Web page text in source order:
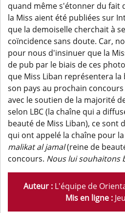
quand même s'étonner du fait
la Miss aient été publiées sur
que la demoiselle cherchait à
coïncidence sans doute. Car,
pour nous d'insinuer que la
de pub par le biais de ces
que Miss Liban représentera la
son pays au prochain
avec le soutien de la majorité
selon LBC (la chaîne qui a
beauté de Miss Liban), ce sont
qui ont appelé la chaîne pour
malikat al jamal(reine de
concours. Nous lui souhaitons
Auteur : L'équipe de
Mis en ligne :